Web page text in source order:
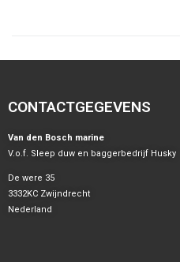
CONTACTGEGEVENS
Van den Bosch marine
V.o.f. Sleep duw en baggerbedrijf Husky
De were 35
3332KC Zwijndrecht
Nederland